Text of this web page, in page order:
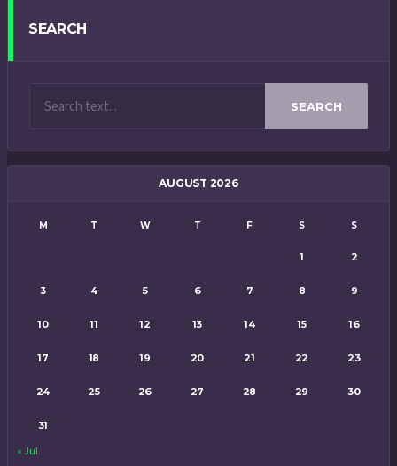
SEARCH
SEARCH
AUGUST 2026
M T W T F S S
1 2
3 4 5 6 7 8 9
10 11 12 13 14 15 16
17 18 19 20 21 22 23
24 25 26 27 28 29 30
31
« Jul